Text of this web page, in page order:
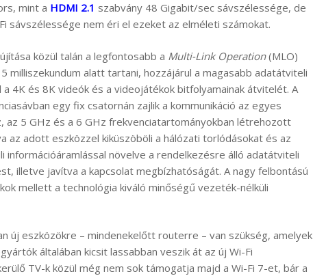
mint a HDMI 2.1 szabvány 48 Gigabit/sec sávszélessége, de
sávszélessége nem éri el ezeket az elméleti számokat.
közül talán a legfontosabb a Multi-Link Operation(MLO)
milliszekundum alatt tartani, hozzájárul a magasabb adatátviteli
4K és 8K videók és a videojátékok bitfolyamainak átvitelét. A
egy fix csatornán zajlik a kommunikáció az egyes
az 5 GHz és a 6 GHz frekvenciatartományokban létrehozott
az adott eszközzel kiküszöböli a hálózati torlódásokat és az
információáramlással növelve a rendelkezésre álló adatátviteli
illetve javítva a kapcsolat megbízhatóságát. A nagy felbontású
mellett a technológia kiváló minőségű vezeték-nélküli
új eszközökre – mindenekelőtt routerre – van szükség, amelyek
általában kicsit lassabban veszik át az új Wi-Fi
TV-k közül még nem sok támogatja majd a Wi-Fi 7-et, bár a